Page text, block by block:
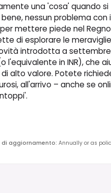
una 'cosa' quando si
nessun problema con
mettere piede nel
di esplorare le
introdotta a settembre
l'equivalente in INR), che
alto valore. Potete
all'arrivo – anche se
di aggiornamento: Annually or as